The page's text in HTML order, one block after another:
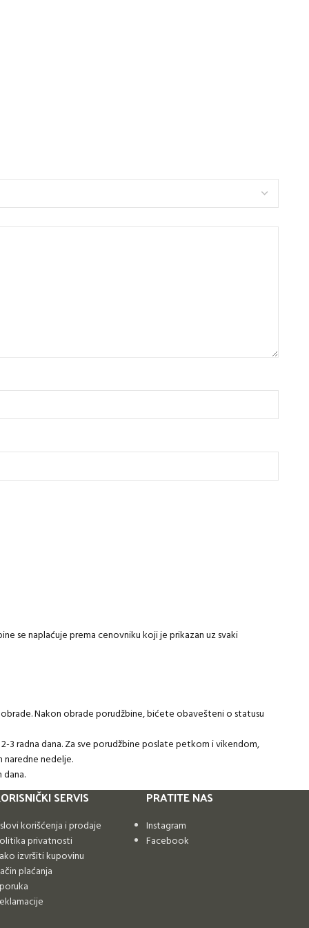
se naplaćuje prema cenovniku koji je prikazan uz svaki
Nakon obrade porudžbine, bićete obavešteni o statusu
radna dana. Za sve porudžbine poslate petkom i vikendom,
nedelje.
SERVIS
korišćenja i prodaje
privatnosti
izvršiti kupovinu
plaćanja
PRATITE NAS
Instagram
Facebook